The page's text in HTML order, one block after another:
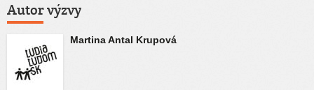
Autor výzvy
Martina Antal Krupová